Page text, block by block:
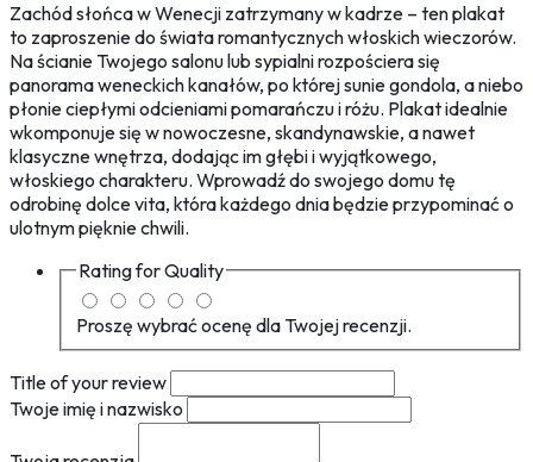
Zachód słońca w Wenecji zatrzymany w kadrze – ten plakat
to zaproszenie do świata romantycznych włoskich wieczorów.
Na ścianie Twojego salonu lub sypialni rozpościera się
panorama weneckich kanałów, po której sunie gondola, a niebo
płonie ciepłymi odcieniami pomarańczu i różu. Plakat idealnie
wkomponuje się w nowoczesne, skandynawskie, a nawet
klasyczne wnętrza, dodając im głębi i wyjątkowego,
włoskiego charakteru. Wprowadź do swojego domu tę
odrobinę dolce vita, która każdego dnia będzie przypominać o
ulotnym pięknie chwili.
Rating forQuality
Proszę wybrać ocenę dla Twojej recenzji.
Title of your review
Twoje imię i nazwisko